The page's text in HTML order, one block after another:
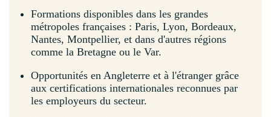
Formations disponibles dans les grandes
métropoles françaises : Paris, Lyon, Bordeaux,
Nantes, Montpellier, et dans d'autres régions
comme la Bretagne ou le Var.
Opportunités en Angleterre et à l'étranger grâce
aux certifications internationales reconnues par
les employeurs du secteur.